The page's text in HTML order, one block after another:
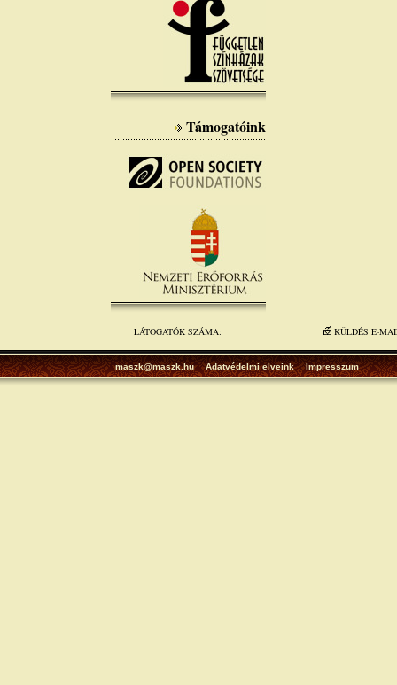
Támogatóink
LÁTOGATÓK SZÁMA: KÜLDÉS E-
maszk@maszk.hu Adatvédelmi elveink Impresszum